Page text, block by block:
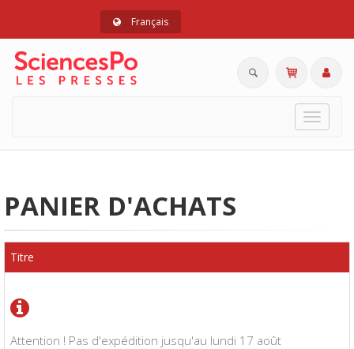
Français
Toggle
PANIER D'ACHATS
Attention ! Pas d'expédition jusqu'au lundi 17 août
Titre